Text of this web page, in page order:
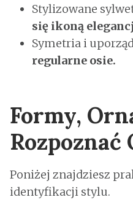
Stylizowane
się ikoną
Symetria i
regularne osie.
Formy,
Poniżej znajdziesz
identyfikacji stylu.